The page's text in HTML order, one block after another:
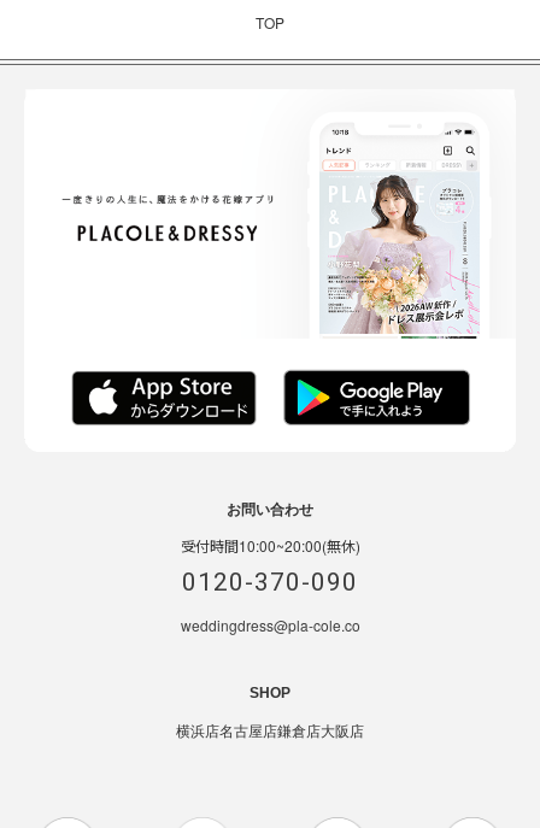
TOP
お問い合わせ
受付時間10:00~20:00(無休)
0120-370-090
weddingdress@pla-cole.co
SHOP
横浜店名古屋店鎌倉店大阪店